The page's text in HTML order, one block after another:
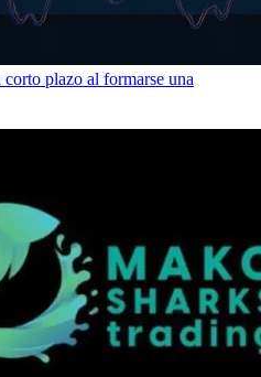
plazo al formarse una